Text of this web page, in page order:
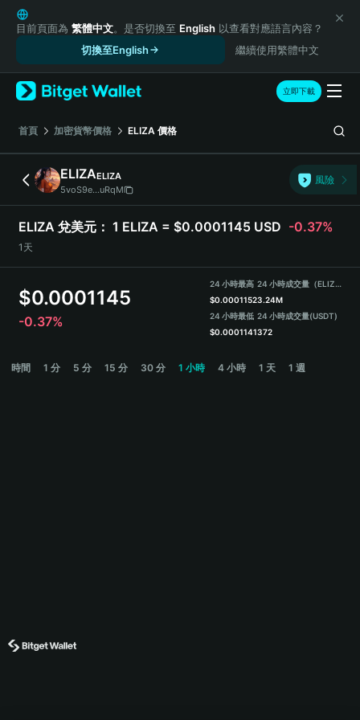
English
日本語
Русский
Español (Latinoamérica)
Türkçe
Italiano
简体中文
繁體中文
Português (Portugal)
Bahasa Indonesia
Español
目前頁面為 繁體中文。是否切換至 English 以查看對應語言內容？
切換至English
繼續使用繁體中文
立即下載
首頁 加密貨幣價格 ELIZA 價格
ELIZAELIZA
5voS9e...uRqM
風險
ELIZA 兌美元： 1 ELIZA = $0.0001145 USD -0.37%
1天
$0.0001145
-0.37%
24 小時最高
$0.0001152
24 小時最低
$0.0001141
24 小時成交量（ELIZA）
3.24M
24 小時成交量(USDT)
372
時間 1 分 5 分 15 分 30 分 1 小時 4 小時 1 天 1 週